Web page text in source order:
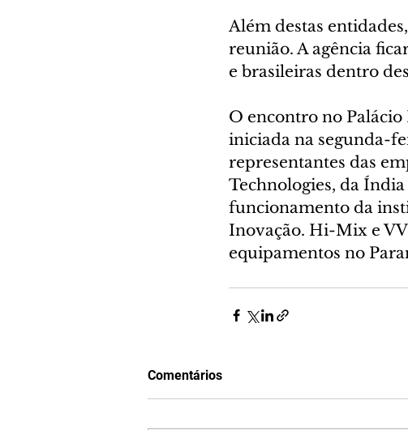
Além destas
reunião. A agência
e brasileiras dentro
O encontro no Palácio
iniciada na segunda-
representantes das
Technologies, da
funcionamento da
Inovação. Hi-Mix e
equipamentos no
Comentários